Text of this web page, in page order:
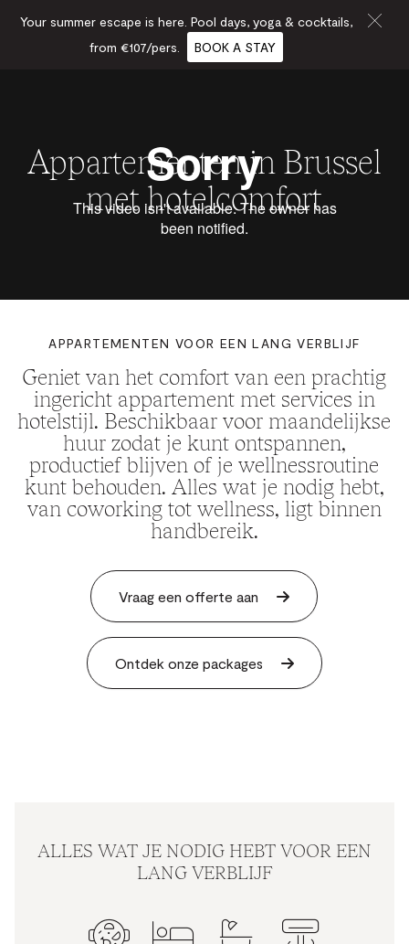
Appartementen in Brussel
met hotelcomfort
APPARTEMENTEN VOOR EEN LANG VERBLIJF
Geniet van het comfort van een prachtig
ingericht appartement met services in
hotelstijl. Beschikbaar voor maandelijkse
huur zodat je kunt ontspannen,
productief blijven of je wellnessroutine
kunt behouden. Alles wat je nodig hebt,
van coworking tot wellness, ligt binnen
handbereik.
Vraag een offerte aan
Ontdek onze packages
ALLES WAT JE NODIG HEBT VOOR EEN
LANG VERBLIJF
Your summer escape is here. Pool days, yoga & cocktails,
from €107/pers.
BOOK A STAY